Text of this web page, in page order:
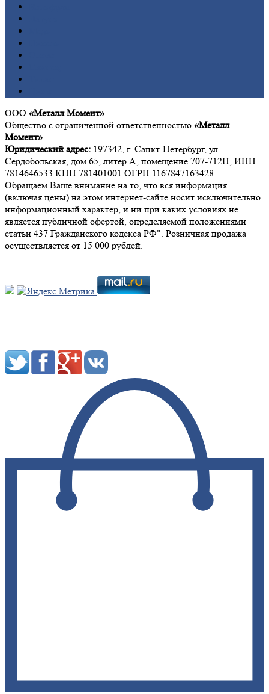
ООО «Металл Момент»
Общество с ограниченной ответственностью «Металл
Момент»
Юридический адрес: 197342, г. Санкт-Петербург, ул.
Сердобольская, дом 65, литер А, помещение 707-712Н, ИНН
7814646533 КПП 781401001 ОГРН 1167847163428
Обращаем Ваше внимание на то, что вся информация
(включая цены) на этом интернет-сайте носит исключительно
информационный характер, и ни при каких условиях не
является публичной офертой, определяемой положениями
статьи 437 Гражданского кодекса РФ". Розничная продажа
осуществляется от 15 000 рублей.